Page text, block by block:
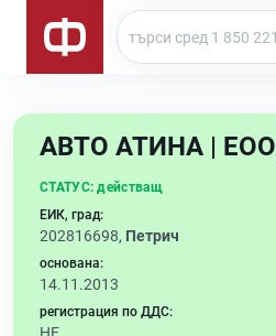
АВТО АТИНА |
СТАТУС: действащ
ЕИК, град:
202816698, Петрич
основана:
14.11.2013
регистрация по ДДС: